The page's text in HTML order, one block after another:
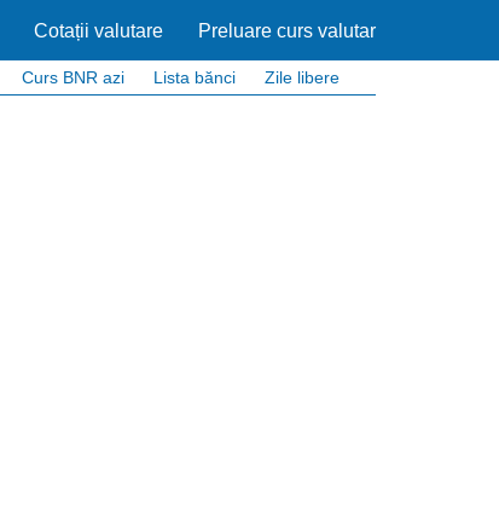
Cotații valutare Preluare curs valutar
Curs BNR azi Lista bănci Zile libere